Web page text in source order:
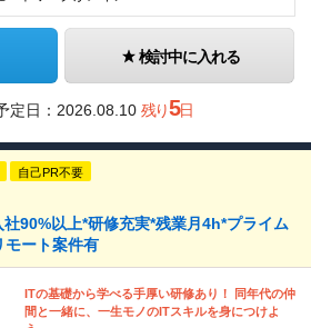
検討中に入れる
定日： 2026.08.10 残り5日
自己PR不要
90%以上*研修充実*残業月4h*プライム
モート案件有
ITの基礎から学べる手厚い研修あり！ 同年代の仲
間と一緒に、一生モノのITスキルを身につけよ